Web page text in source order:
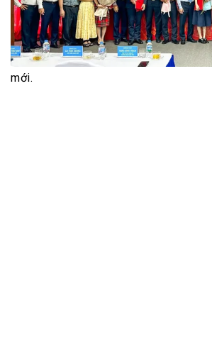
Bộ Chuẩn mực Đạo đức nghề nghiệp
Đối tác
mới.